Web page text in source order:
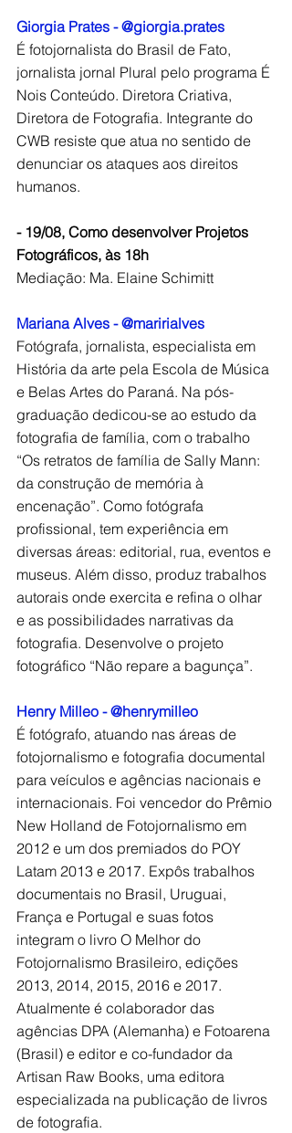
Giorgia Prates - @giorgia.prates
É fotojornalista do Brasil de Fato,
jornalista jornal Plural pelo programa É
Nois Conteúdo. Diretora Criativa,
Diretora de Fotografia. Integrante do
CWB resiste que atua no sentido de
denunciar os ataques aos direitos
humanos.
- 19/08, Como desenvolver Projetos
Fotográficos, às 18h
Mediação: Ma. Elaine Schimitt
Mariana Alves - @maririalves
Fotógrafa, jornalista, especialista em
História da arte pela Escola de Música
e Belas Artes do Paraná. Na pós-
graduação dedicou-se ao estudo da
fotografia de família, com o trabalho
“Os retratos de família de Sally Mann:
da construção de memória à
encenação”. Como fotógrafa
profissional, tem experiência em
diversas áreas: editorial, rua, eventos e
museus. Além disso, produz trabalhos
autorais onde exercita e refina o olhar
e as possibilidades narrativas da
fotografia. Desenvolve o projeto
fotográfico “Não repare a bagunça”.
Henry Milleo - @henrymilleo
É fotógrafo, atuando nas áreas de
fotojornalismo e fotografia documental
para veículos e agências nacionais e
internacionais. Foi vencedor do Prêmio
New Holland de Fotojornalismo em
2012 e um dos premiados do POY
Latam 2013 e 2017. Expôs trabalhos
documentais no Brasil, Uruguai,
França e Portugal e suas fotos
integram o livro O Melhor do
Fotojornalismo Brasileiro, edições
2013, 2014, 2015, 2016 e 2017.
Atualmente é colaborador das
agências DPA (Alemanha) e Fotoarena
(Brasil) e editor e co-fundador da
Artisan Raw Books, uma editora
especializada na publicação de livros
de fotografia.